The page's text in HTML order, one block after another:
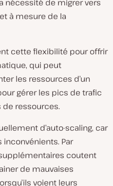
nécessité de migrer vers
à mesure de la
cette flexibilité pour offrir
qui peut
les ressources d’un
gérer les pics de trafic
de ressources.
d’auto-scaling, car
inconvénients. Par
coutent
de mauvaises
voient leurs